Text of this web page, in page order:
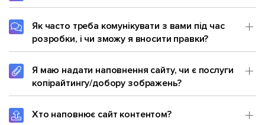
Як часто треба комунікувати з вами під час
розробки, і чи зможу я вносити правки?
Я маю надати наповнення сайту, чи є послуги
копірайтингу/добору зображень?
Хто наповнює сайт контентом?